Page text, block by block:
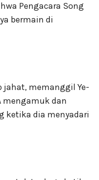
Pengacara Song
bermain di
memanggil Ye-
mengamuk dan
ketika dia menyadari